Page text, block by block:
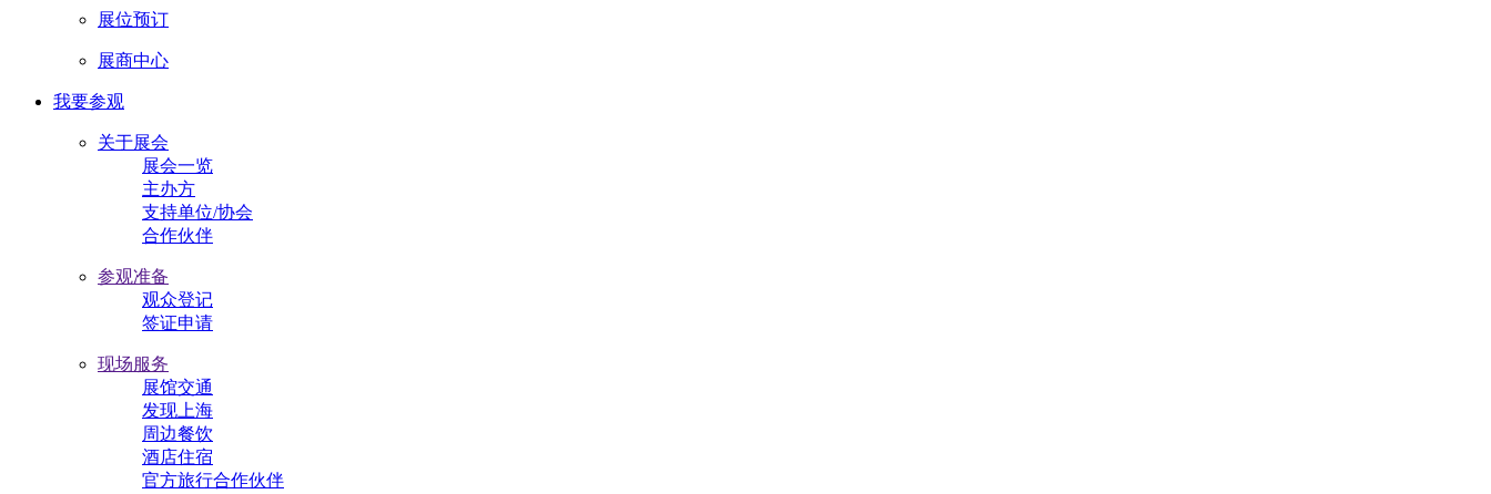
展位预订
展商中心
我要参观
关于展会
展会一览
主办方
支持单位/协会
合作伙伴
参观准备
观众登记
签证申请
现场服务
展馆交通
发现上海
周边餐饮
酒店住宿
官方旅行合作伙伴